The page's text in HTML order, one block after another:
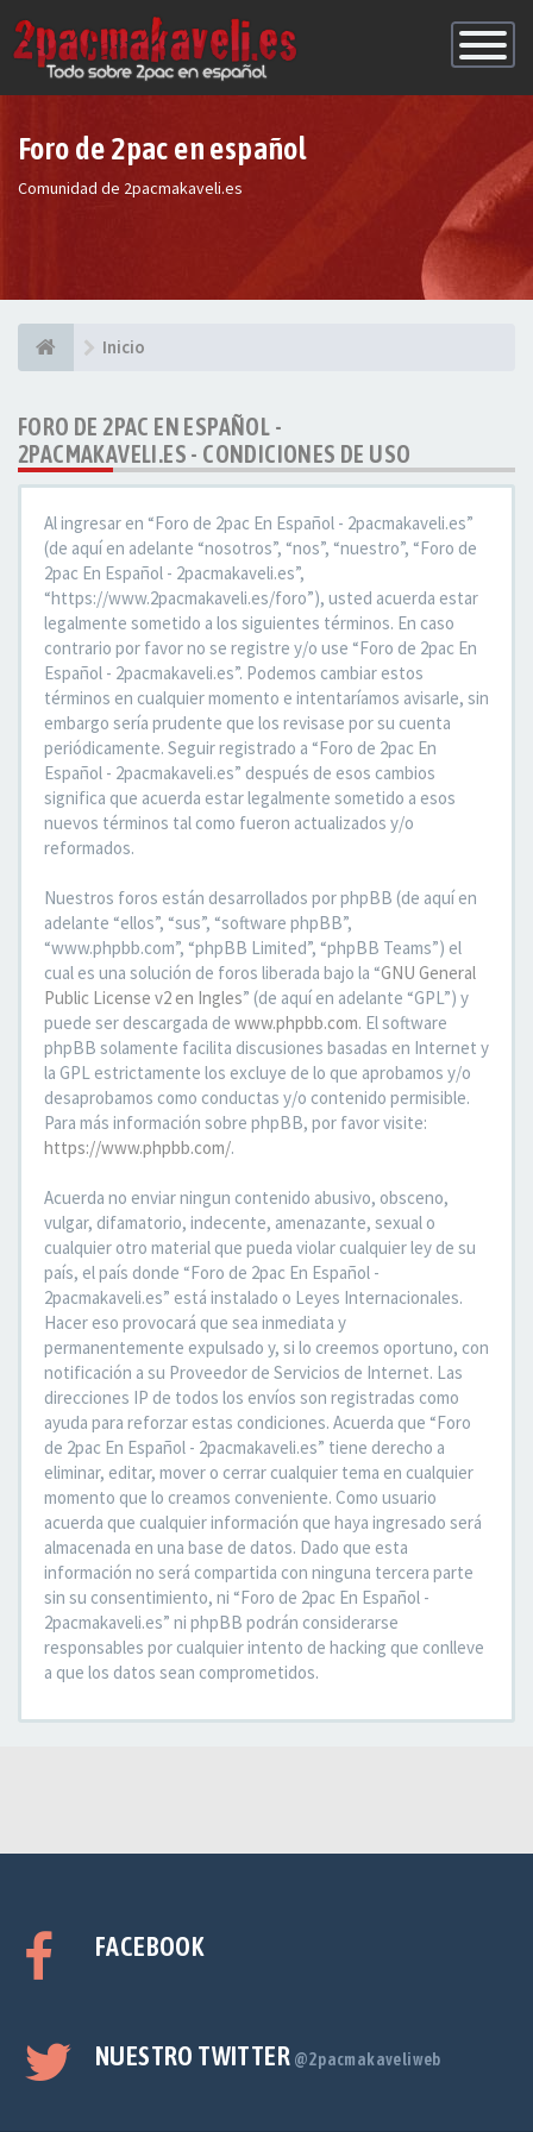
de
Foro de 2pac en español
Comunidad de 2pacmakaveli.es
Inicio
FORO DE 2PAC EN ESPAÑOL -
2PACMAKAVELI.ES - CONDICIONES DE USO
Al ingresar en “Foro de 2pac En Español - 2pacmakaveli.es”
(de aquí en adelante “nosotros”, “nos”, “nuestro”, “Foro de
2pac En Español - 2pacmakaveli.es”,
“https://www.2pacmakaveli.es/foro”), usted acuerda estar
legalmente sometido a los siguientes términos. En caso
contrario por favor no se registre y/o use “Foro de 2pac En
Español - 2pacmakaveli.es”. Podemos cambiar estos
términos en cualquier momento e intentaríamos avisarle, sin
embargo sería prudente que los revisase por su cuenta
periódicamente. Seguir registrado a “Foro de 2pac En
Español - 2pacmakaveli.es” después de esos cambios
significa que acuerda estar legalmente sometido a esos
nuevos términos tal como fueron actualizados y/o
reformados.
Nuestros foros están desarrollados por phpBB (de aquí en
adelante “ellos”, “sus”, “software phpBB”,
“www.phpbb.com”, “phpBB Limited”, “phpBB Teams”) el
cual es una solución de foros liberada bajo la “GNU General
Public License v2 en Ingles” (de aquí en adelante “GPL”) y
puede ser descargada de www.phpbb.com. El software
phpBB solamente facilita discusiones basadas en Internet y
la GPL estrictamente los excluye de lo que aprobamos y/o
desaprobamos como conductas y/o contenido permisible.
Para más información sobre phpBB, por favor visite:
https://www.phpbb.com/.
Acuerda no enviar ningun contenido abusivo, obsceno,
vulgar, difamatorio, indecente, amenazante, sexual o
cualquier otro material que pueda violar cualquier ley de su
país, el país donde “Foro de 2pac En Español -
2pacmakaveli.es” está instalado o Leyes Internacionales.
Hacer eso provocará que sea inmediata y
permanentemente expulsado y, si lo creemos oportuno, con
notificación a su Proveedor de Servicios de Internet. Las
direcciones IP de todos los envíos son registradas como
ayuda para reforzar estas condiciones. Acuerda que “Foro
de 2pac En Español - 2pacmakaveli.es” tiene derecho a
eliminar, editar, mover o cerrar cualquier tema en cualquier
momento que lo creamos conveniente. Como usuario
acuerda que cualquier información que haya ingresado será
almacenada en una base de datos. Dado que esta
información no será compartida con ninguna tercera parte
sin su consentimiento, ni “Foro de 2pac En Español -
2pacmakaveli.es” ni phpBB podrán considerarse
responsables por cualquier intento de hacking que conlleve
a que los datos sean comprometidos.
FACEBOOK
NUESTRO TWITTER @2pacmakaveliweb